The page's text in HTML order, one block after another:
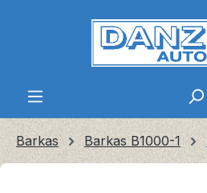
Zum Hauptinhalt springen
Barkas Barkas B1000-1